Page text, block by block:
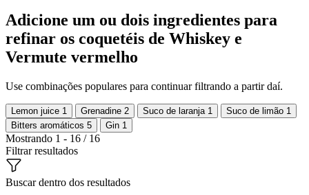
Adicione um ou dois ingredientes para
refinar os coquetéis de Whiskey e
Vermute vermelho
Use combinações populares para continuar filtrando a partir daí.
Lemon juice 1 Grenadine 2 Suco de laranja 1 Suco de limão 1
Bitters aromáticos 5 Gin 1
Mostrando 1 - 16 / 16
Filtrar resultados
Buscar dentro dos resultados